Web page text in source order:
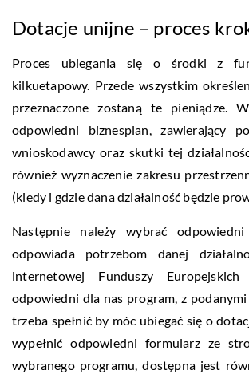
Dotacje unijne – proces
Proces ubiegania się o środki z
kilkuetapowy. Przede wszystkim
przeznaczone zostaną te pieniądze.
odpowiedni biznesplan, zawierający
wnioskodawcy oraz skutki tej
również wyznaczenie zakresu
(kiedy i gdzie dana działalność będzie
Następnie należy wybrać
odpowiada potrzebom danej
internetowej Funduszy
odpowiedni dla nas program, z
trzeba spełnić by móc ubiegać się o
wypełnić odpowiedni formularz ze
wybranego programu, dostępna jest